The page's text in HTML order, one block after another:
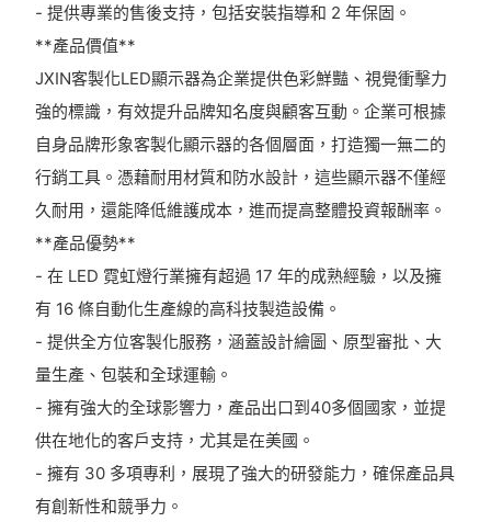
- 提供專業的售後支持，包括安裝指導和 2 年保固。
**產品價值**
JXIN客製化LED顯示器為企業提供色彩鮮豔、視覺衝擊力
強的標識，有效提升品牌知名度與顧客互動。企業可根據
自身品牌形象客製化顯示器的各個層面，打造獨一無二的
行銷工具。憑藉耐用材質和防水設計，這些顯示器不僅經
久耐用，還能降低維護成本，進而提高整體投資報酬率。
**產品優勢**
- 在 LED 霓虹燈行業擁有超過 17 年的成熟經驗，以及擁
有 16 條自動化生產線的高科技製造設備。
- 提供全方位客製化服務，涵蓋設計繪圖、原型審批、大
量生產、包裝和全球運輸。
- 擁有強大的全球影響力，產品出口到40多個國家，並提
供在地化的客戶支持，尤其是在美國。
- 擁有 30 多項專利，展現了強大的研發能力，確保產品具
有創新性和競爭力。